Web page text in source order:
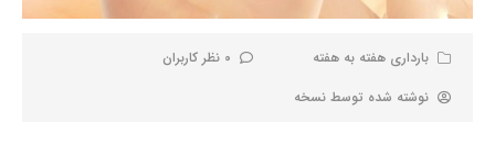
بارداری هفته به هفته
0 نظر کاربران
نوشته شده توسط نسخه